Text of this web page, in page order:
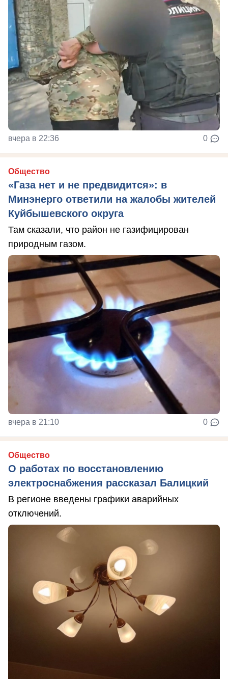
вчера в 22:36 0
Общество
«Газа нет и не предвидится»: в
Минэнерго ответили на жалобы жителей
Куйбышевского округа
Там сказали, что район не газифицирован
природным газом.
вчера в 21:10 0
Общество
О работах по восстановлению
электроснабжения рассказал Балицкий
В регионе введены графики аварийных
отключений.